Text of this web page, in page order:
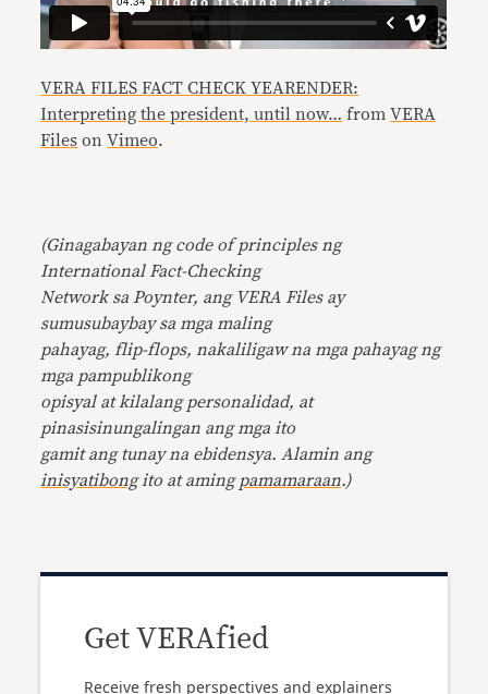
VERA FILES FACT CHECK YEARENDER:
Interpreting the president, until now… fromVERA
Files onVimeo.
(Ginagabayan ng code of principles ng
International Fact-Checking
Network sa Poynter, ang VERA Files ay
sumusubaybay sa mga maling
pahayag, flip-flops, nakaliligaw na mga pahayag ng
mga pampublikong
opisyal at kilalang personalidad, at
pinasisinungalingan ang mga ito
gamit ang tunay na ebidensya. Alamin ang
inisyatibongito at aming pamamaraan.)
Get VERAfied
Receive fresh perspectives and explainers